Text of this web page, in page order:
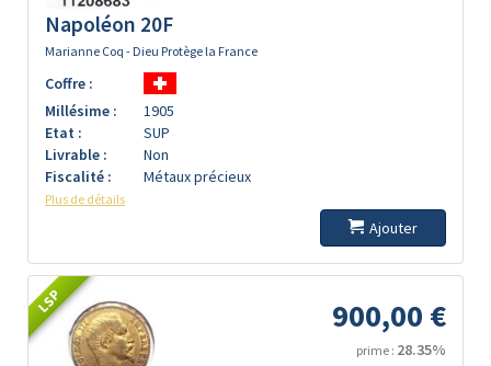
Napoléon 20F
Marianne Coq - Dieu Protège la France
Coffre :
Millésime :
1905
Etat :
SUP
Livrable :
Non
Fiscalité :
Métaux précieux
Plus de détails
Ajouter
LSP 900,00 €
prime : 28.35%